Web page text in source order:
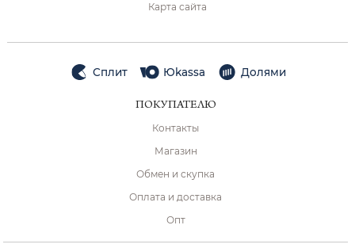
Карта сайта
Сплит Юkassa Долями
ПОКУПАТЕЛЮ
Контакты
Магазин
Обмен и скупка
Оплата и доставка
Опт